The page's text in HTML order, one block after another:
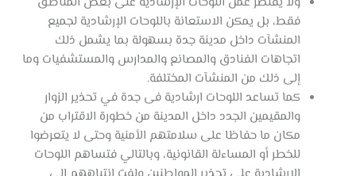
فقط، بل يمكن الاستعانة باللوحات الإرشادية لجميع
المنشآت داخل مدينة جدة بسهولة بما يشمل ذلك
اتجاهات الفنادق والمصانع والمدارس والمستشفيات وما
إلى ذلك من المنشآت المختلفة.
كما تساعد اللوحات ارشادية فى جدة في تحذير الزوار
والمقيمين الجدد داخل المدينة من خطورة الاقتراب من
مكان ما حفاظا على سلامتهم الأمنية وحتى لا يتعرضوا
للخطر أو المساءلة القانونية، وبالتالي فتساهم اللوحات